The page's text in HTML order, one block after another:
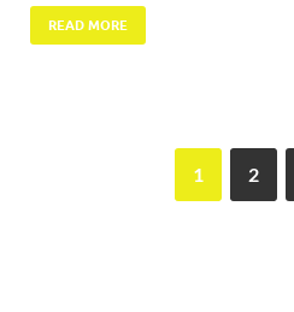
READ MORE
1 2